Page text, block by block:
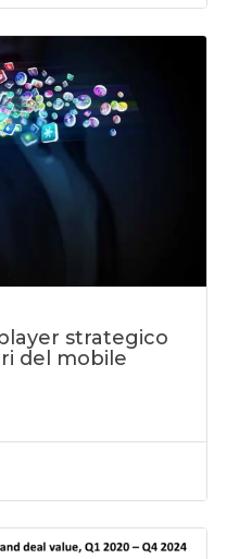
strategico
del mobile